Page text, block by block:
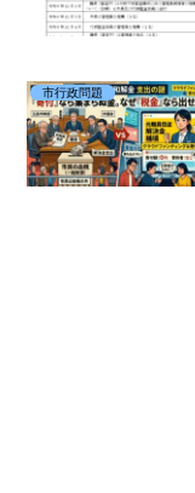
市行政問題